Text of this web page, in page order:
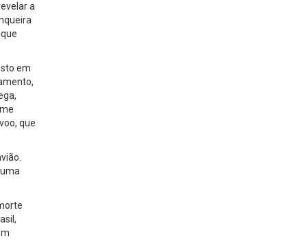
a
em
que